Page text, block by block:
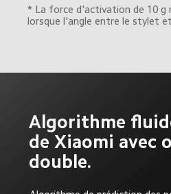
* La force d'activation de 10 g
lorsque l'angle entre le stylet
Algorithme
de Xiaomi avec
double.